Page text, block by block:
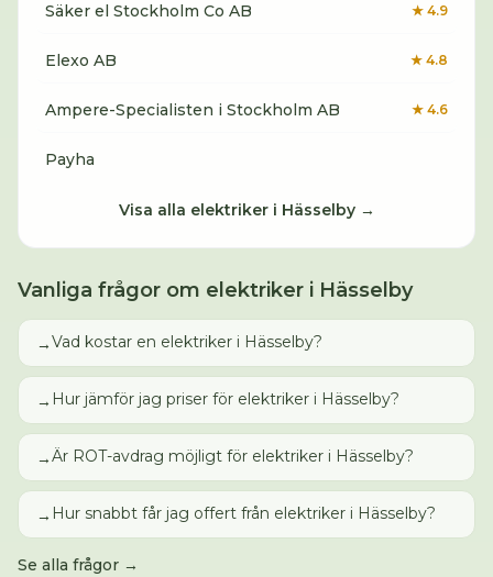
Säker el Stockholm Co AB ★ 4.9
Elexo AB ★ 4.8
Ampere-Specialisten i Stockholm AB ★ 4.6
Payha
Visa alla elektrikeri Hässelby→
Vanliga frågor om elektriker i Hässelby
→Vad kostar en elektriker i Hässelby?
→ Hur jämför jag priser för elektriker i Hässelby?
→Är ROT-avdrag möjligt för elektriker i Hässelby?
→ Hur snabbt får jag offert från elektriker i Hässelby?
Se alla frågor →